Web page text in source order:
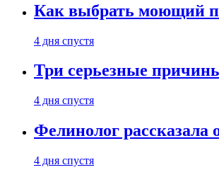
Как выбрать моющий
4 дня спустя
Три серьезные
4 дня спустя
Фелинолог рассказала
4 дня спустя